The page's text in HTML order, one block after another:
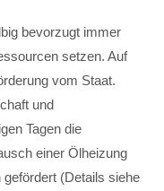
bevorzugt immer
setzen. Auf
vom Staat.
und
Tagen die
einer Ölheizung
(Details siehe